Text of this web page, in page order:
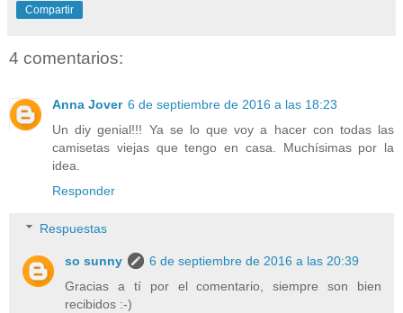
Compartir
4 comentarios:
Anna Jover 6 de septiembre de 2016 a las 18:23
Un diy genial!!! Ya se lo que voy a hacer con todas las
camisetas viejas que tengo en casa. Muchísimas por la
idea.
Responder
Respuestas
so sunny
6 de septiembre de 2016 a las 20:39
Gracias a tí por el comentario, siempre son bien
recibidos :-)